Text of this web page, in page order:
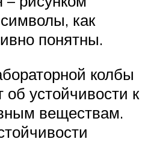
как
понятны.
колбы
об устойчивости к
веществам.